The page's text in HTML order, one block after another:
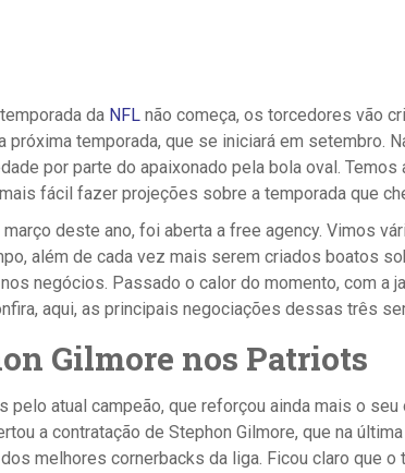
da NFL não começa, os torcedores vão
próxima temporada, que se iniciará em setembro.
por parte do apaixonado pela bola oval.
fácil fazer projeções sobre a temporada que
março deste ano, foi aberta a free agency. Vimos
além de cada vez mais serem criados boatos
negócios. Passado o calor do momento, com a
aqui, as principais negociações dessas três
Gilmore nos Patriots
pelo atual campeão, que reforçou ainda mais o seu
a contratação de Stephon Gilmore, que na
melhores cornerbacks da liga. Ficou claro que o